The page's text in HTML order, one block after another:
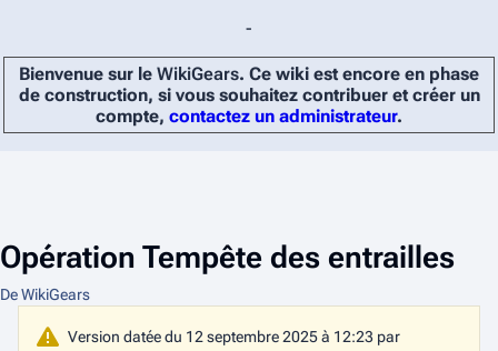
-
Bienvenue sur le WikiGears. Ce wiki est encore en phase
de construction, si vous souhaitez contribuer et créer un
compte, contactez un administrateur.
Opération Tempête des entrailles
De WikiGears
Version datée du 12 septembre 2025 à 12:23 par